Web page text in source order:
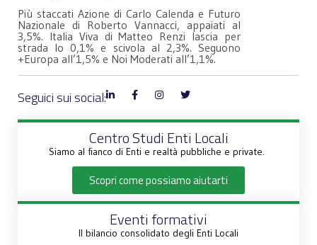
Più staccati Azione di Carlo Calenda e Futuro
Nazionale di Roberto Vannacci, appaiati al
3,5%. Italia Viva di Matteo Renzi lascia per
strada lo 0,1% e scivola al 2,3%. Seguono
+Europa all’1,5% e Noi Moderati all’1,1%.
Seguici sui social:
Centro Studi Enti Locali
Siamo al fianco di Enti e realtà pubbliche e private.
Scopri come possiamo aiutarti
Eventi formativi
Il bilancio consolidato degli Enti Locali